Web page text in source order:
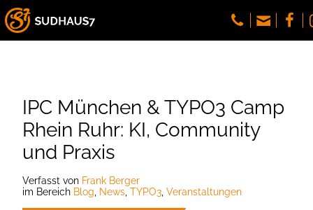
IPC München & TYPO3 Camp
Rhein Ruhr: KI, Community
und Praxis
Verfasst von Frank Berger
im Bereich Blog News TYPO3 Veranstaltungen